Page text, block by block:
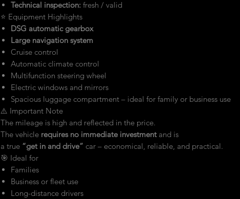
Technical inspection: fresh / valid
⭐ Equipment Highlights
DSG automatic gearbox
Large navigation system
Cruise control
Automatic climate control
Multifunction steering wheel
Electric windows and mirrors
Spacious luggage compartment – ideal for family or business use
⚠️ Important Note
The mileage is high and reflected in the price.
The vehicle requires no immediate investment and is
a true “get in and drive” car – economical, reliable, and practical.
🎯 Ideal for
Families
Business or fleet use
Long-distance drivers